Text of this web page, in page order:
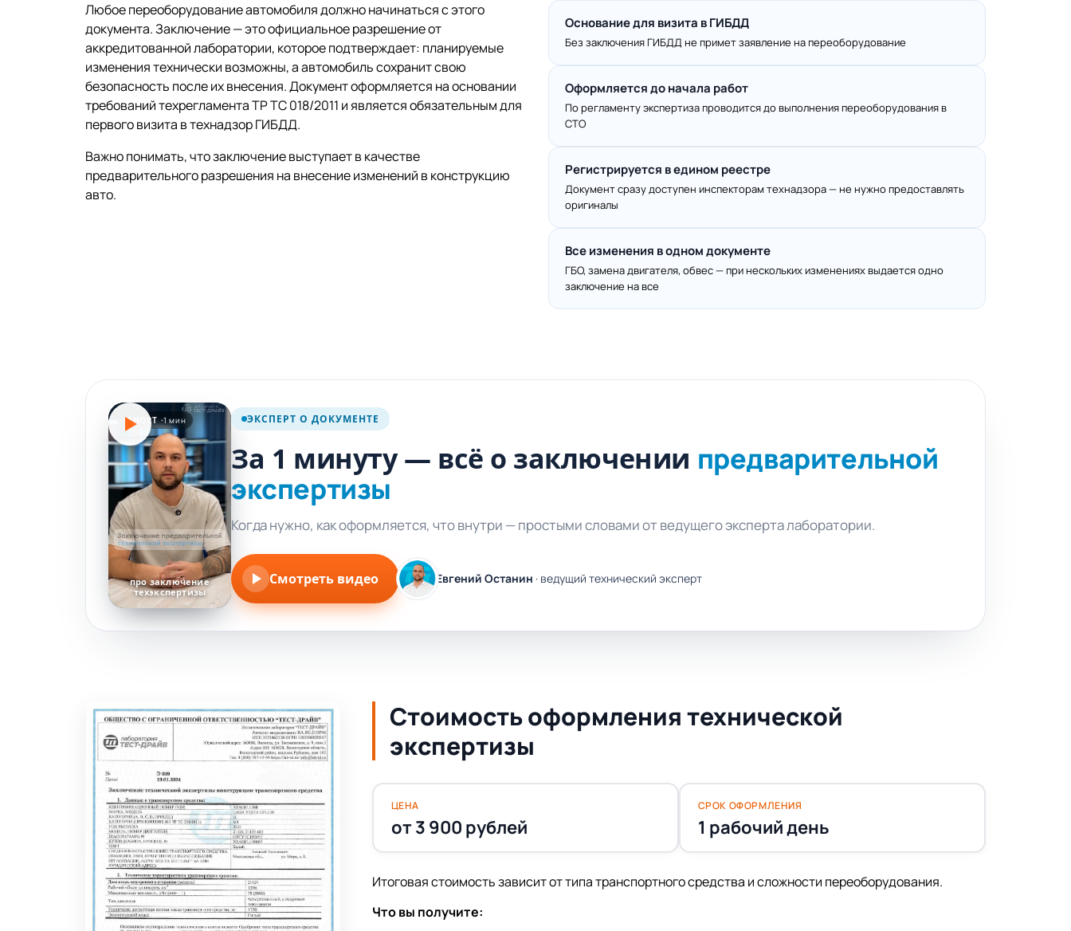
Любое переоборудование автомобиля должно начинаться с этого
документа. Заключение — это официальное разрешение от
аккредитованной лаборатории, которое подтверждает: планируемые
изменения технически возможны, а автомобиль сохранит свою
безопасность после их внесения. Документ оформляется на основании
требований техрегламента ТР ТС 018/2011 и является обязательным для
первого визита в технадзор ГИБДД.
Важно понимать, что заключение выступает в качестве
предварительного разрешения на внесение изменений в конструкцию
авто.
Основание для визита в ГИБДД
Без заключения ГИБДД не примет заявление на переоборудование
Оформляется до начала работ
По регламенту экспертиза проводится до выполнения переоборудования в
СТО
Регистрируется в едином реестре
Документ сразу доступен инспекторам технадзора — не нужно предоставлять
оригиналы
Все изменения в одном документе
ГБО, замена двигателя, обвес — при нескольких изменениях выдается одно
заключение на все
SHORT ·1 мин
про заключение
техэкспертизы
ЭКСПЕРТ О ДОКУМЕНТЕ
За 1 минуту — всё о заключении предварительной
экспертизы
Когда нужно, как оформляется, что внутри — простыми словами от ведущего эксперта лаборатории.
Смотреть видео Евгений Останин · ведущий технический эксперт
Стоимость оформления технической
экспертизы
ЦЕНА
от 3 900 рублей
СРОК ОФОРМЛЕНИЯ
1 рабочий день
Итоговая стоимость зависит от типа транспортного средства и сложности переоборудования.
Что вы получите: